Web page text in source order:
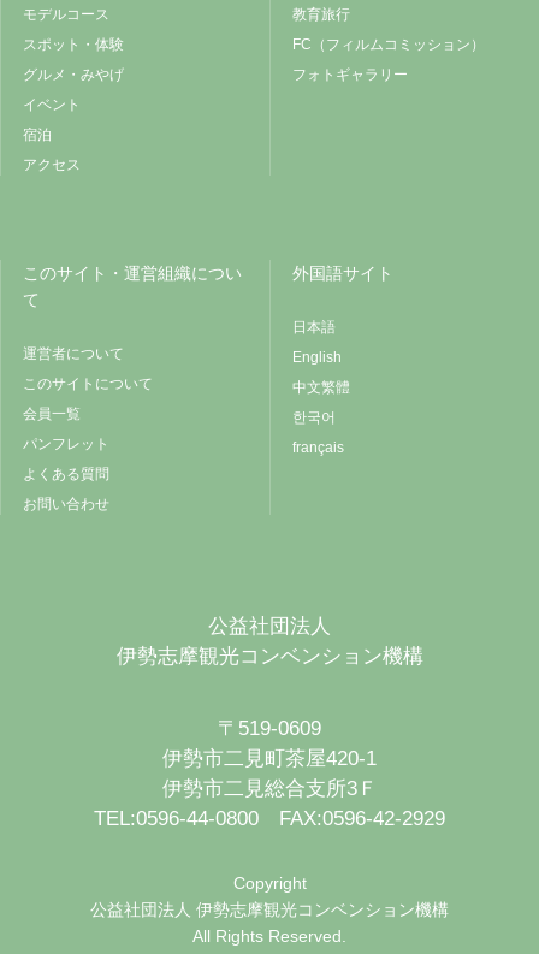
モデルコース
スポット・体験
グルメ・みやげ
イベント
宿泊
アクセス
教育旅行
FC（フィルムコミッション）
フォトギャラリー
このサイト・運営組織につい
て
運営者について
このサイトについて
会員一覧
パンフレット
よくある質問
お問い合わせ
外国語サイト
日本語
English
中文繁體
한국어
français
公益社団法人
伊勢志摩観光コンベンション機構
〒519-0609
伊勢市二見町茶屋420-1
伊勢市二見総合支所3Ｆ
TEL:0596-44-0800 FAX:0596-42-2929
Copyright
公益社団法人 伊勢志摩観光コンベンション機構
All Rights Reserved.